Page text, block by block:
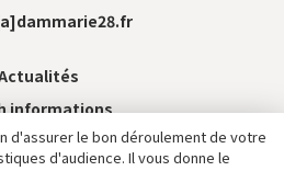
informations
aux citoyens
d'assurer le bon déroulement de votre
d'audience. Il vous donne le